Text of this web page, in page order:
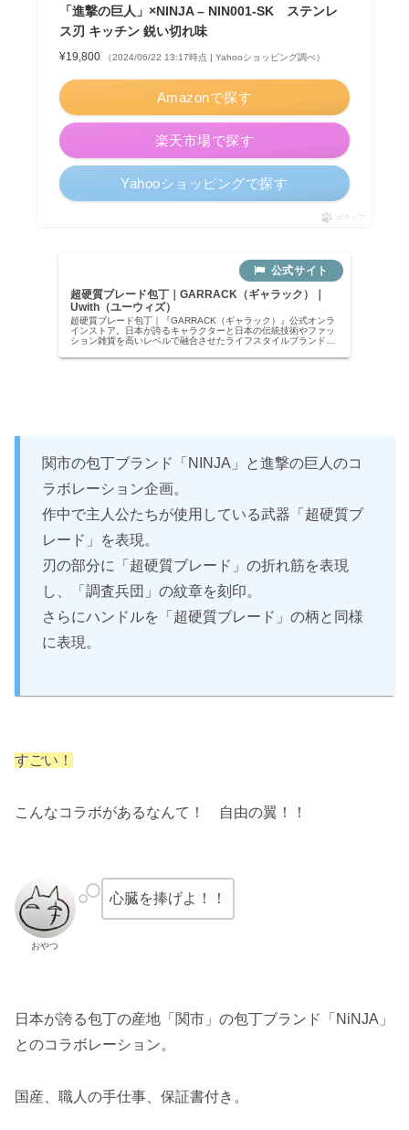
「進撃の巨人」×NINJA – NIN001-SK ステンレ
ス刃 キッチン 鋭い切れ味
¥19,800 （2024/06/22 13:17時点 | Yahooショッピング調べ）
Amazonで探す
楽天市場で探す
Yahooショッピングで探す
ポチップ
超硬質ブレード包丁｜GARRACK（ギャラック）｜
Uwith（ユーウィズ）
超硬質ブレード包丁｜『GARRACK（ギャラック）』公式オンラ
インストア。日本が誇るキャラクターと日本の伝統技術やファッ
ション雑貨を高いレベルで融合させたライフスタイルブランド。
を日...
関市の包丁ブランド「NINJA」と進撃の巨人のコ
ラボレーション企画。
作中で主人公たちが使用している武器「超硬質ブ
レード」を表現。
刃の部分に「超硬質ブレード」の折れ筋を表現
し、「調査兵団」の紋章を刻印。
さらにハンドルを「超硬質ブレード」の柄と同様
に表現。
すごい！
こんなコラボがあるなんて！ 自由の翼！！
おやつ
心臓を捧げよ！！
日本が誇る包丁の産地「関市」の包丁ブランド「NiNJA」
とのコラボレーション。
国産、職人の手仕事、保証書付き。